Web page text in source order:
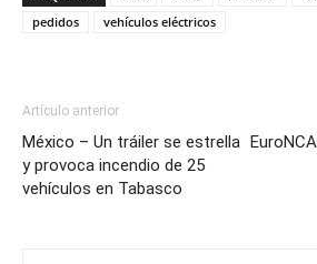
pedidos
vehículos eléctricos
Artículo anterior
México – Un tráiler se estrella
y provoca incendio de 25
vehículos en Tabasco